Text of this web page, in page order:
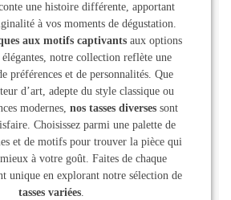
une histoire différente, apportant
à vos moments de dégustation.
aux motifs captivants aux options
notre collection reflète une
préférences et de personnalités. Que
d’art, adepte du style classique ou
modernes, nos tasses diverses sont
Choisissez parmi une palette de
et de motifs pour trouver la pièce qui
à votre goût. Faites de chaque
unique en explorant notre sélection de
tasses variées.